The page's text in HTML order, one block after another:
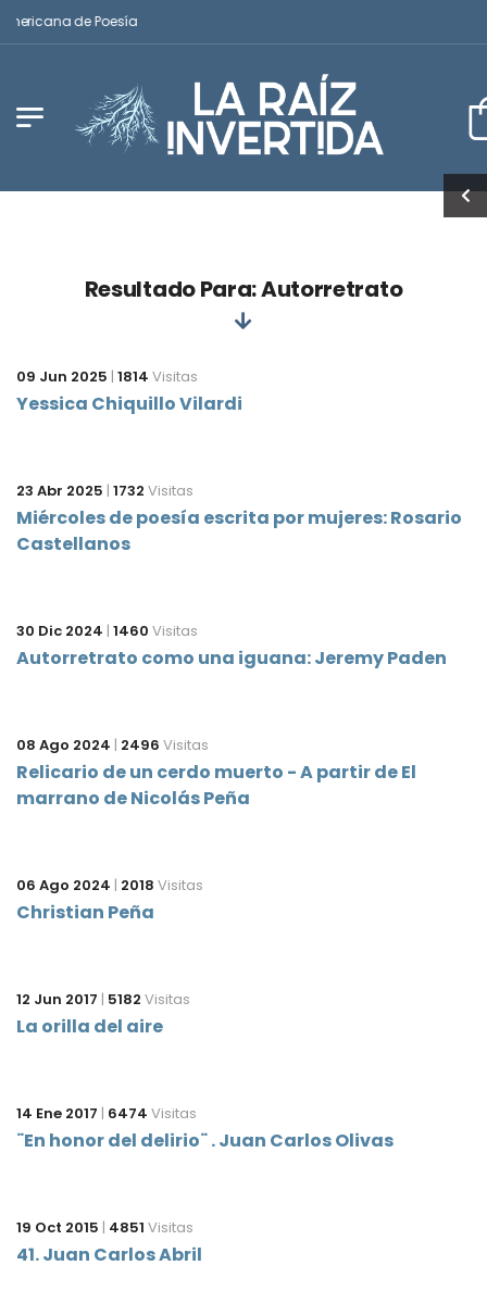
de Poesía
Resultado Para: Autorretrato
09 Jun 2025 | 1814 Visitas
Yessica Chiquillo Vilardi
23 Abr 2025 | 1732 Visitas
Miércoles de poesía escrita por mujeres: Rosario
Castellanos
30 Dic 2024 | 1460 Visitas
Autorretrato como una iguana: Jeremy Paden
08 Ago 2024 | 2496 Visitas
Relicario de un cerdo muerto - A partir de El
marrano de Nicolás Peña
06 Ago 2024 | 2018 Visitas
Christian Peña
12 Jun 2017 | 5182 Visitas
La orilla del aire
14 Ene 2017 | 6474 Visitas
¨En honor del delirio¨ . Juan Carlos Olivas
19 Oct 2015 | 4851 Visitas
41. Juan Carlos Abril